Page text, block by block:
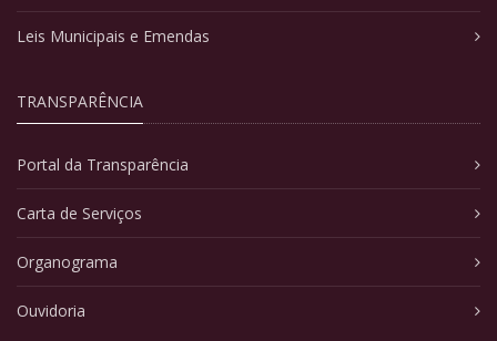
Leis Municipais e Emendas
TRANSPARÊNCIA
Portal da Transparência
Carta de Serviços
Organograma
Ouvidoria